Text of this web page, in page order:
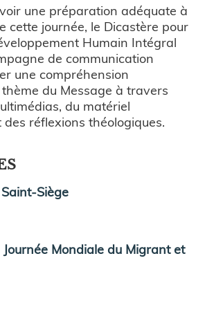
une préparation adéquate à
cette journée, le Dicastère pour
Humain Intégral
de communication
une compréhension
du Message à travers
du matériel
réflexions théologiques.
Siège
Mondiale du Migrant et